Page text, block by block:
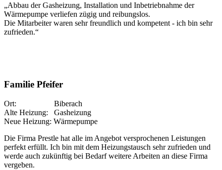
„Abbau der Gasheizung, Installation und Inbetriebnahme der
Wärmepumpe verliefen zügig und reibungslos.
Die Mitarbeiter waren sehr freundlich und kompetent - ich bin sehr
zufrieden.“
Familie Pfeifer
Ort: Biberach
Alte Heizung: Gasheizung
Neue Heizung: Wärmepumpe
Die Firma Prestle hat alle im Angebot versprochenen Leistungen
perfekt erfüllt. Ich bin mit dem Heizungstausch sehr zufrieden und
werde auch zukünftig bei Bedarf weitere Arbeiten an diese Firma
vergeben.